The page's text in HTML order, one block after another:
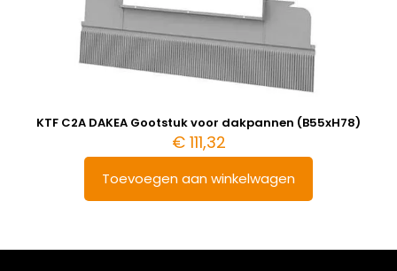
KTF C2A DAKEA Gootstuk voor dakpannen (B55xH78)
€111,32
Toevoegen aan winkelwagen